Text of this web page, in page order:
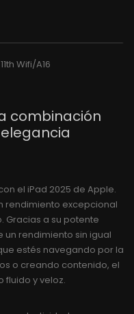
Wifi/A16
combinación
el iPad 2025 de Apple.
rendimiento excepcional
Gracias a su potente
un rendimiento sin igual
estés navegando por la
o creando contenido, el
fluido y veloz.